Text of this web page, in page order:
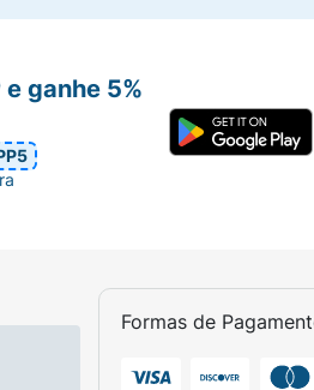
Formas de
e ganhe 5%